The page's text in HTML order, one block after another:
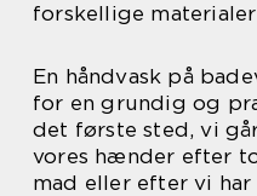
forskellige
En håndvask på
for en grundig og
det første sted, vi
vores hænder efter
mad eller efter vi